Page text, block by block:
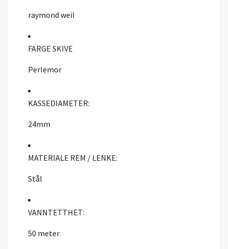
raymond weil
FARGE SKIVE
Perlemor
KASSEDIAMETER:
24mm
MATERIALE REM / LENKE:
Stål
VANNTETTHET:
50 meter